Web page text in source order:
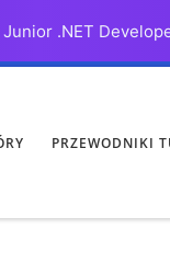
.NET
PRZEWODNIKI